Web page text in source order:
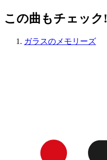
この曲もチェック!
ガラスのメモリーズ